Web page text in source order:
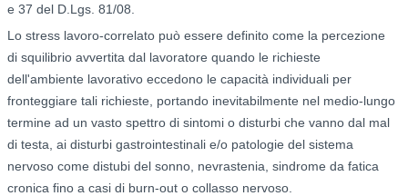
e 37 del D.Lgs. 81/08.
Lo stress lavoro-correlato può essere definito come la percezione
di squilibrio avvertita dal lavoratore quando le richieste
dell'ambiente lavorativo eccedono le capacità individuali per
fronteggiare tali richieste, portando inevitabilmente nel medio-lungo
termine ad un vasto spettro di sintomi o disturbi che vanno dal mal
di testa, ai disturbi gastrointestinali e/o patologie del sistema
nervoso come distubi del sonno, nevrastenia, sindrome da fatica
cronica fino a casi di burn-out o collasso nervoso.